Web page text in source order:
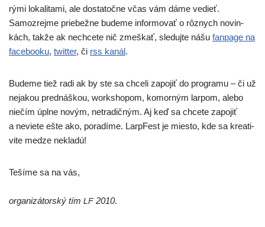
rý­mi loka­li­ta­mi, ale dosta­toč­ne včas vám dáme vedieť.
Samozrejme prie­bež­ne bude­me infor­mo­vať o rôz­nych novin­
kách, tak­že ak nech­ce­te nič zmeš­kať, sle­duj­te nášu fan­pa­ge na
face­bo­oku, twit­ter, či rss kanál.
Budeme tiež radi ak by ste sa chce­li zapo­jiť do prog­ra­mu – či už
neja­kou pred­náš­kou, works­ho­pom, komor­ným lar­pom, ale­bo
nie­čím úpl­ne novým, netra­dič­ným. Aj keď sa chce­te zapo­jiť
a nevie­te ešte ako, pora­dí­me. LarpFest je mies­to, kde sa kre­a­ti­
vi­te medze nekladú!
Tešíme sa na vás,
orga­ni­zá­tor­ský tím LF 2010.